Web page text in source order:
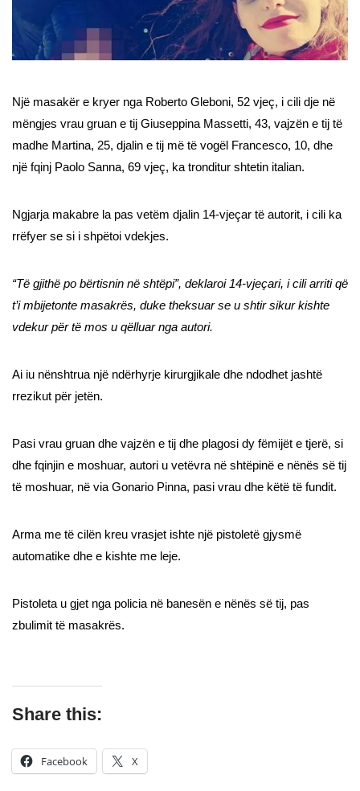
Një masakër e kryer nga Roberto Gleboni, 52 vjeç, i cili dje në
mëngjes vrau gruan e tij Giuseppina Massetti, 43, vajzën e tij të
madhe Martina, 25, djalin e tij më të vogël Francesco, 10, dhe
një fqinj Paolo Sanna, 69 vjeç, ka tronditur shtetin italian.
Ngjarja makabre la pas vetëm djalin 14-vjeçar të autorit, i cili ka
rrëfyer se si i shpëtoi vdekjes.
“Të gjithë po bërtisnin në shtëpi”, deklaroi 14-vjeçari, i cili arriti që
t’i mbijetonte masakrës, duke theksuar se u shtir sikur kishte
vdekur për të mos u qëlluar nga autori.
Ai iu nënshtrua një ndërhyrje kirurgjikale dhe ndodhet jashtë
rrezikut për jetën.
Pasi vrau gruan dhe vajzën e tij dhe plagosi dy fëmijët e tjerë, si
dhe fqinjin e moshuar, autori u vetëvra në shtëpinë e nënës së tij
të moshuar, në via Gonario Pinna, pasi vrau dhe këtë të fundit.
Arma me të cilën kreu vrasjet ishte një pistoletë gjysmë
automatike dhe e kishte me leje.
Pistoleta u gjet nga policia në banesën e nënës së tij, pas
zbulimit të masakrës.
Share this:
Facebook X